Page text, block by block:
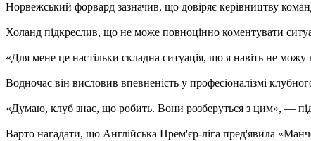
Норвежський форвард зазначив, що довіряє керівництву
Холанд підкреслив, що не може повноцінно коментувати
«Для мене це настільки складна ситуація, що я навіть не
Водночас він висловив впевненість у професіоналізмі
«Думаю, клуб знає, що робить. Вони розберуться з цим», —
Варто нагадати, що Англійська Прем'єр-ліга пред'явила